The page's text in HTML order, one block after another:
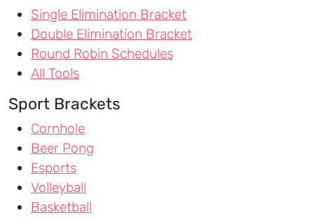
Single Elimination Bracket
Double Elimination Bracket
Round Robin Schedules
All Tools
Sport Brackets
Cornhole
Beer Pong
Esports
Volleyball
Basketball